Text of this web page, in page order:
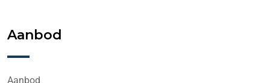
Aanbod
Aanbod